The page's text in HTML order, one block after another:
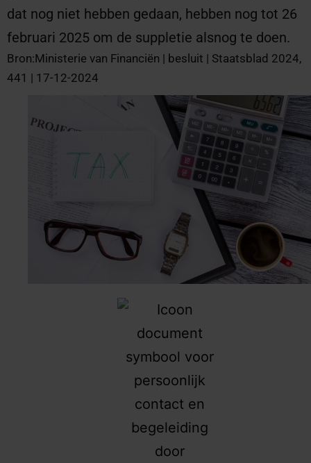
dat nog niet hebben gedaan, hebben nog tot 26
februari 2025 om de suppletie alsnog te doen.
Bron:Ministerie van Financiën | besluit | Staatsblad 2024,
441 | 17-12-2024